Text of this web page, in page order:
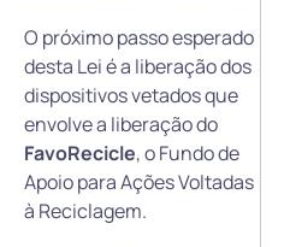
O próximo passo esperado
desta Lei é a liberação dos
dispositivos vetados que
envolve a liberação do
FavoRecicle, o Fundo de
Apoio para Ações Voltadas
à Reciclagem.